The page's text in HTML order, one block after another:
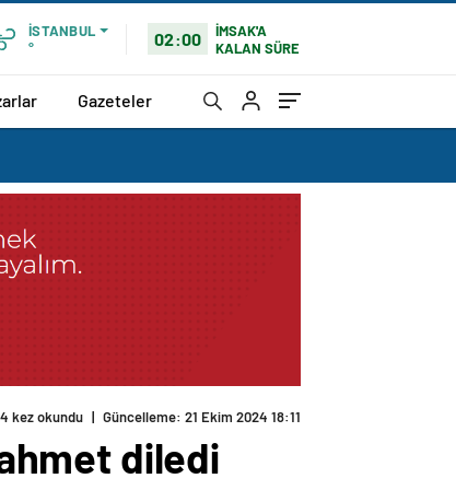
İSTANBUL
°
02:00
İMSAK'A
KALAN SÜRE
Gazeteler
kez okundu | Güncelleme: 21 Ekim 2024 18:11
diledi